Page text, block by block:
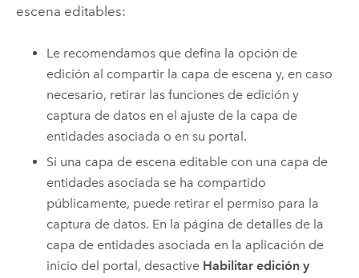
escena editables:
Le recomendamos que defina la opción de
edición al compartir la capa de escena y, en caso
necesario, retirar las funciones de edición y
captura de datos en el ajuste de la capa de
entidades asociada o en su portal.
Si una capa de escena editable con una capa de
entidades asociada se ha compartido
públicamente, puede retirar el permiso para la
captura de datos. En la página de detalles de la
capa de entidades asociada en la aplicación de
inicio del portal, desactive Habilitar edición y